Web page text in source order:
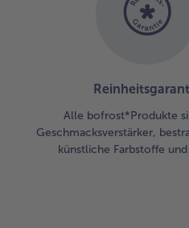
Alle bofrost*Produkte
Geschmacksverstärker,
künstliche Farbstoffe